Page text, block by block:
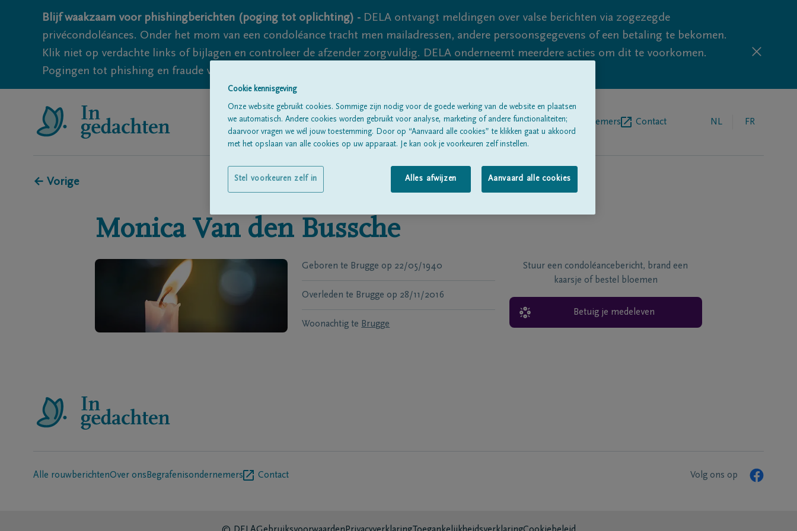
Blijf waakzaam voor phishingberichten (poging tot oplichting) - DELA ontvangt meldingen over valse berichten via zogezegde
privécondoléances. Onder het mom van een condoléance tracht men mailadressen, andere persoonsgegevens of een betaling te bekomen.
Klik niet op verdachte links of bijlagen en controleer de afzender zorgvuldig. DELA onderneemt meerdere acties om dit te voorkomen.
Pogingen tot phishing en fraude vallen echter nooit volledig uit te sluiten, dus blijf waakzaam.
Alle rouwberichten Over onsBegrafenisondernemers Contact NL FR
← Vorige
Monica Van den Bussche
Geboren te Brugge op 22/05/1940
Overleden te Brugge op 28/11/2016
Woonachtig te Brugge
Stuur een condoléancebericht, brand een
kaarsje of bestel bloemen
Betuig je medeleven
Alle rouwberichtenOver ons Begrafenisondernemers Contact Volg ons op
Cookie kennisgeving
Onze website gebruikt cookies. Sommige zijn nodig voor de goede werking van de website en plaatsen
we automatisch. Andere cookies worden gebruikt voor analyse, marketing of andere functionaliteiten;
daarvoor vragen we wél jouw toestemming. Door op “Aanvaard alle cookies” te klikken gaat u akkoord
met het opslaan van alle cookies op uw apparaat. Je kan ook je voorkeuren zelf instellen.
Alles afwijzen Aanvaard alle cookies
Stel voorkeuren zelf in